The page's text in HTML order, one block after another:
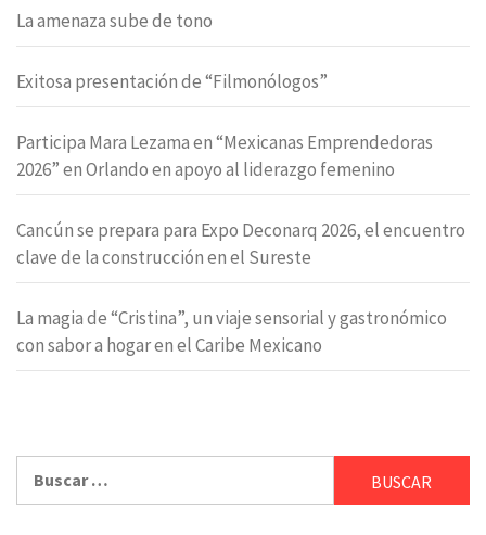
La amenaza sube de tono
Exitosa presentación de “Filmonólogos”
Participa Mara Lezama en “Mexicanas Emprendedoras
2026” en Orlando en apoyo al liderazgo femenino
Cancún se prepara para Expo Deconarq 2026, el encuentro
clave de la construcción en el Sureste
La magia de “Cristina”, un viaje sensorial y gastronómico
con sabor a hogar en el Caribe Mexicano